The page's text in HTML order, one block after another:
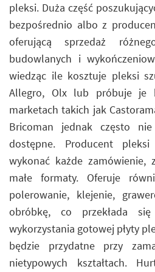
pleksi. Duża część
bezpośrednio albo z
oferującą sprzedaż
budowlanych i
wiedząc ile kosztuje pleksi
Allegro, Olx lub próbuje je
marketach takich jak
Bricoman jednak często
dostępne. Producent
wykonać każde
małe formaty. Oferuje
polerowanie, klejenie,
obróbkę, co przekłada
wykorzystania gotowej płyty
będzie przydatne przy
nietypowych kształtach.